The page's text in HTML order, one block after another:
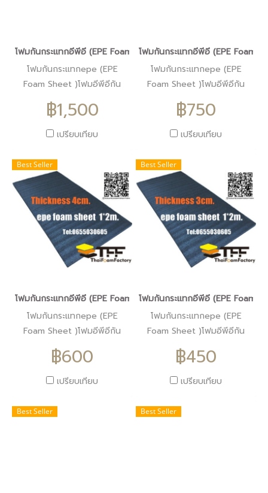
โฟมกันกระแทกอีพีอี (EPE Foam Sheet )โฟมอีพีอีสีดำหนา10ซม.ขนา
โฟมกันกระแทกepe (EPE
Foam Sheet )โฟมอีพีอีกัน
กระแทกสีดำหนา10ซม.
ราคา1500บาท
฿1,500
เปรียบเทียบ
โฟมกันกระแทกอีพีอี (EPE Foam
โฟมกันกระแทกepe (EPE
Foam Sheet )โฟมอีพีอีกัน
กระแทกสีดำหนา5ซม.
ราคา750บาท
฿750
เปรียบเทียบ
Best Seller
โฟมกันกระแทกอีพีอี (EPE Foam Sheet )โฟมอีพีอีสีดำหนา4ซม.ขนา
โฟมกันกระแทกepe (EPE
Foam Sheet )โฟมอีพีอีกัน
กระแทกสีดำหนา4ซม.
ราคา450บาท
฿600
เปรียบเทียบ
Best Seller
โฟมกันกระแทกอีพีอี (EPE Foam
โฟมกันกระแทกepe (EPE
Foam Sheet )โฟมอีพีอีกัน
กระแทกสีดำหนา3ซม.
ราคา450บาท
฿450
เปรียบเทียบ
Best Seller Best Seller